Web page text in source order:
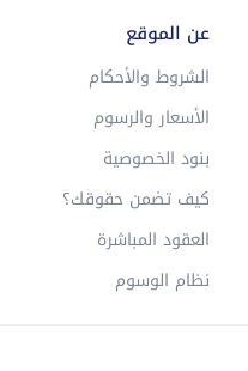
عن الموقع
الشروط والأحكام
الأسعار والرسوم
بنود الخصوصية
كيف تضمن حقوقك؟
العقود المباشرة
نظام الوسوم